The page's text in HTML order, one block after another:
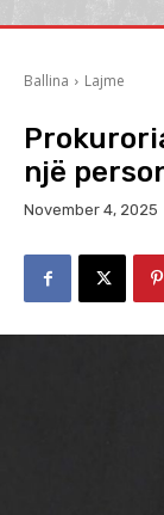
Ballina Lajme
një
November 4, 2025